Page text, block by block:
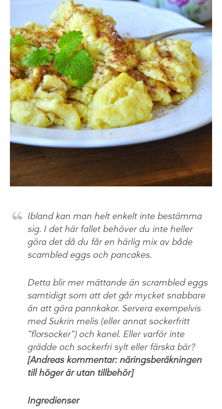
Ibland kan man helt enkelt inte bestämma
sig. I det här fallet behöver du inte heller
göra det då du får en härlig mix av både
scambled eggs och pancakes.
Detta blir mer mättande än scrambled eggs
samtidigt som att det går mycket snabbare
än att göra pannkakor. Servera exempelvis
med Sukrin melis (eller annat sockerfritt
”florsocker”) och kanel. Eller varför inte
grädde och sockerfri sylt eller färska bär?
[Andreas kommentar: näringsberäkningen
till höger är utan tillbehör]
Ingredienser